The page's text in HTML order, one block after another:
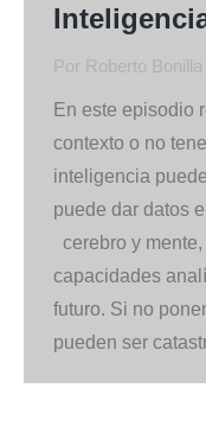
Por Roberto Bonilla
En este episodio
contexto o no
inteligencia
puede dar datos
cerebro y
capacidades
futuro. Si no
pueden ser